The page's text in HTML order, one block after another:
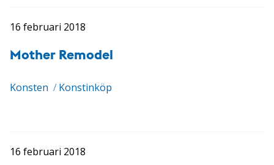
16 februari 2018
Mother Remodel
Konsten / Konstinköp
16 februari 2018